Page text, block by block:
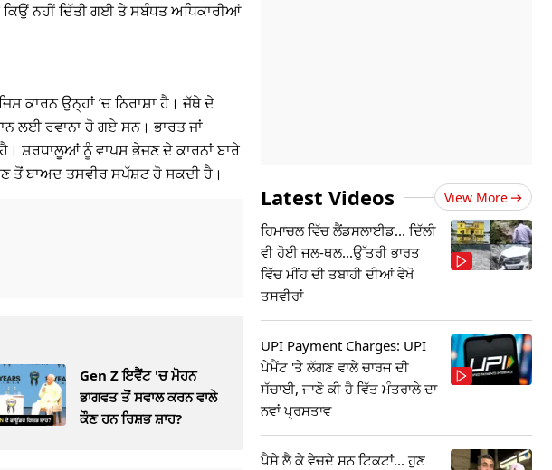
ਨਹੀਂ ਦਿੱਤੀ ਗਈ ਤੇ ਸਬੰਧਤ ਅਧਿਕਾਰੀਆਂ
ਕਾਰਨ ਉਨ੍ਹਾਂ ‘ਚ ਨਿਰਾਸ਼ਾ ਹੈ। ਜੱਥੇ ਦੇ
ਲਈ ਰਵਾਨਾ ਹੋ ਗਏ ਸਨ। ਭਾਰਤ ਜਾਂ
ਸ਼ਰਧਾਲੂਆਂ ਨੂੰ ਵਾਪਸ ਭੇਜਣ ਦੇ ਕਾਰਨਾਂ ਬਾਰੇ
ਤੋਂ ਬਾਅਦ ਤਸਵੀਰ ਸਪੱਸ਼ਟ ਹੋ ਸਕਦੀ ਹੈ।
Gen Z ਇਵੈਂਟ 'ਚ ਮੋਹਨ
ਭਾਗਵਤ ਤੋਂ ਸਵਾਲ ਕਰਨ ਵਾਲੇ
ਕੌਣ ਹਨ ਰਿਸ਼ਭ ਸ਼ਾਹ?
Latest Videos View More
ਹਿਮਾਚਲ ਵਿੱਚ ਲੈਂਡਸਲਾਈਡ... ਦਿੱਲੀ
ਵੀ ਹੋਈ ਜਲ-ਥਲ...ਉੱਤਰੀ ਭਾਰਤ
ਵਿੱਚ ਮੀਂਹ ਦੀ ਤਬਾਹੀ ਦੀਆਂ ਵੇਖੋ
ਤਸਵੀਰਾਂ
UPI Payment Charges: UPI
ਪੇਮੈਂਟ 'ਤੇ ਲੱਗਣ ਵਾਲੇ ਚਾਰਜ ਦੀ
ਸੱਚਾਈ, ਜਾਣੋ ਕੀ ਹੈ ਵਿੱਤ ਮੰਤਰਾਲੇ ਦਾ
ਨਵਾਂ ਪ੍ਰਸਤਾਵ
ਪੈਸੇ ਲੈ ਕੇ ਵੇਚਦੇ ਸਨ ਟਿਕਟਾਂ... ਹੁਣ